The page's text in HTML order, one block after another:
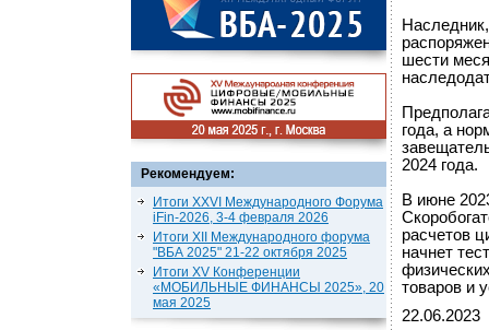
Рекомендуем:
Итоги XXVI Международного Форума
iFin-2026, 3-4 февраля 2026
Итоги XII Международного форума
"ВБА 2025" 21-22 октября 2025
Итоги XV Конференции
«МОБИЛЬНЫЕ ФИНАНСЫ 2025», 20
мая 2025
шести
года, а
2024 года.
В июне
расчетов
начнет
товаров и
22.06.2023